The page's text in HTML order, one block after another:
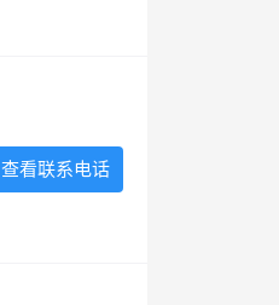
查看联系电话